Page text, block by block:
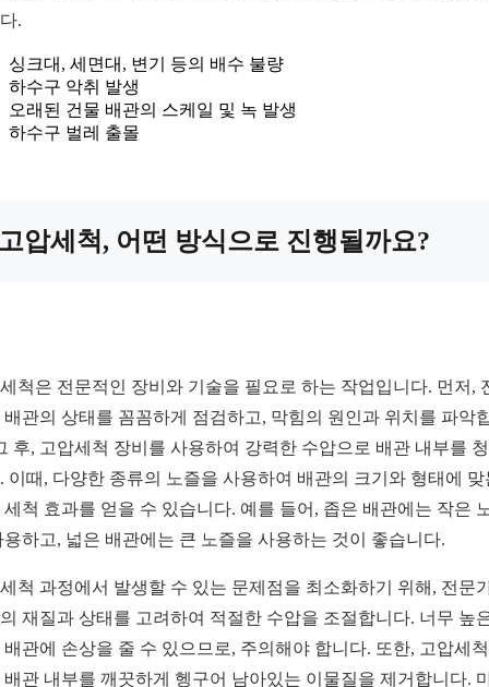
.
싱크대, 세면대, 변기 등의 배수 불량
하수구 악취 발생
오래된 건물 배관의 스케일 및 녹 발생
하수구 벌레 출몰
압세척, 어떤 방식으로 진행될까요?
척은 전문적인 장비와 기술을 필요로 하는 작업입니다. 먼저,
배관의 상태를 꼼꼼하게 점검하고, 막힘의 원인과 위치를 파악
후, 고압세척 장비를 사용하여 강력한 수압으로 배관 내부를
이때, 다양한 종류의 노즐을 사용하여 배관의 크기와 형태에 맞
세척 효과를 얻을 수 있습니다. 예를 들어, 좁은 배관에는 작은
용하고, 넓은 배관에는 큰 노즐을 사용하는 것이 좋습니다.
척 과정에서 발생할 수 있는 문제점을 최소화하기 위해, 전문
재질과 상태를 고려하여 적절한 수압을 조절합니다. 너무 높
배관에 손상을 줄 수 있으므로, 주의해야 합니다. 또한, 고압세
배관 내부를 깨끗하게 헹구어 남아있는 이물질을 제거합니다.